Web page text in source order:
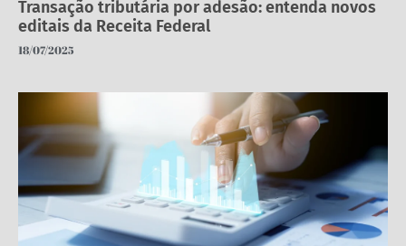
Transação tributária por adesão: entenda novos
editais da Receita Federal
18/07/2025